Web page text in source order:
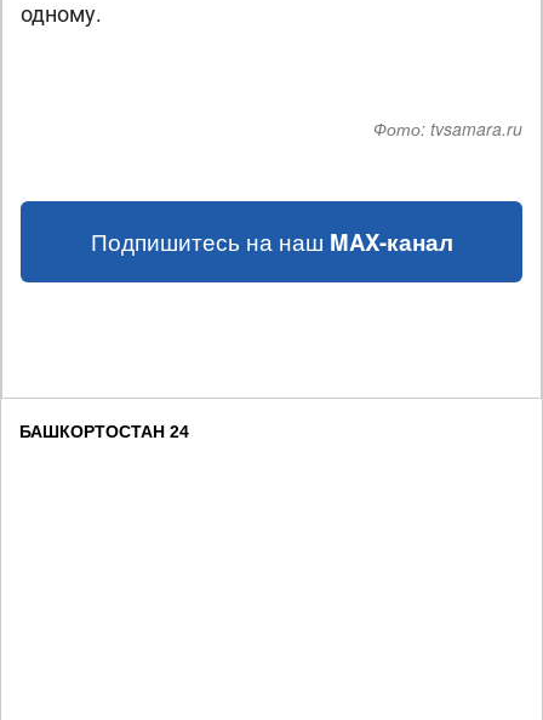
одному.
Фото: tvsamara.ru
Подпишитесь на наш MAX-канал
БАШКОРТОСТАН 24